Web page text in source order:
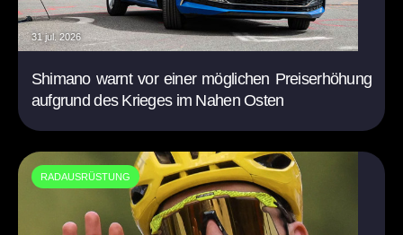
31 jul. 2026
Shimano warnt vor einer möglichen Preiserhöhung
aufgrund des Krieges im Nahen Osten
RADAUSRÜSTUNG